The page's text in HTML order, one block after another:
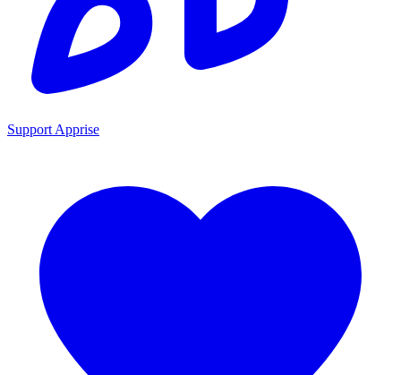
Support Apprise